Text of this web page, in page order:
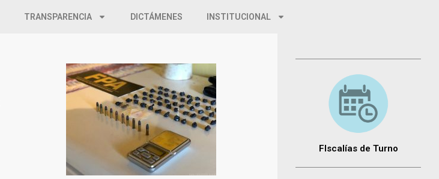
TRANSPARENCIA DICTÁMENES INSTITUCIONAL
FIscalías de Turno